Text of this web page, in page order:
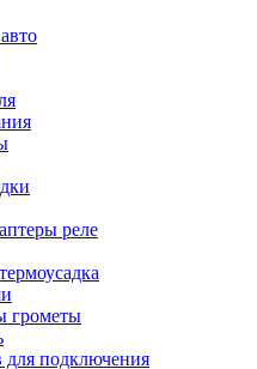
реле
грометы
подключения